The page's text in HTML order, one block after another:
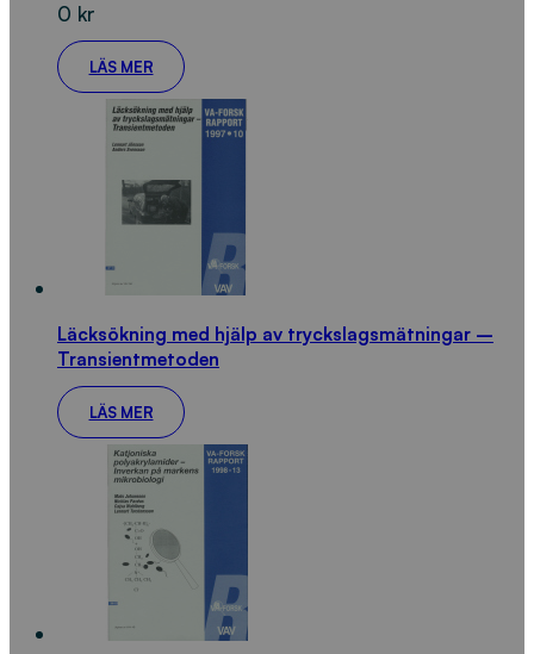
0 kr
LÄS MER
Läcksökning med hjälp av tryckslagsmätningar –
Transientmetoden
LÄS MER